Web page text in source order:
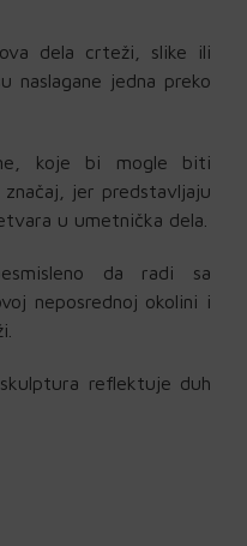
dela crteži, slike ili
naslagane jedna preko
koje bi mogle biti
jer predstavljaju
u umetnička dela.
da radi sa
neposrednoj okolini i
reflektuje duh